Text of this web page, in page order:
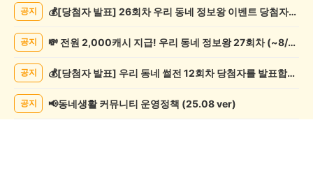
공지 💰[당첨자 발표] 26회차 우리 동네 정보왕 이벤트 당첨자를 발표합니다!
공지 💸 전원 2,000캐시 지급! 우리 동네 정보왕 27회차 (~8/10)
공지 💰[당첨자 발표] 우리 동네 썰전 12회차 당첨자를 발표합니다!
공지 📢동네생활 커뮤니티 운영정책 (25.08 ver)